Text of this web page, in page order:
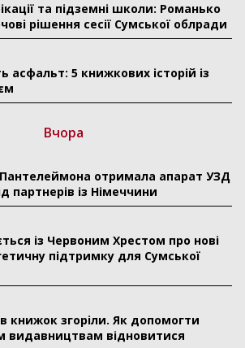
та підземні школи: Романько
рішення сесії Сумської облради
асфальт: 5 книжкових історій із
Вчора
Пантелеймона отримала апарат УЗД
партнерів із Німеччини
із Червоним Хрестом про нові
підтримку для Сумської
книжок згоріли. Як допомогти
видавництвам відновитися